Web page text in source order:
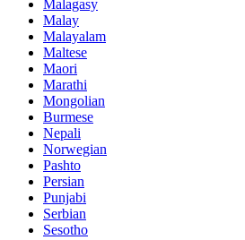
Malagasy
Malay
Malayalam
Maltese
Maori
Marathi
Mongolian
Burmese
Nepali
Norwegian
Pashto
Persian
Punjabi
Serbian
Sesotho